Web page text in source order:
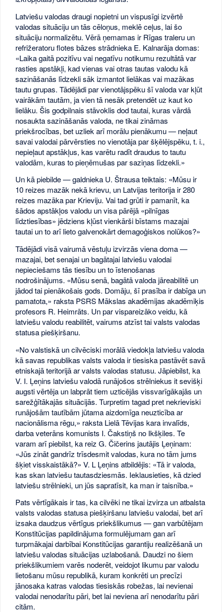
Latviešu valodas draugi nopietni un vispusīgi izvērtē
valodas situāciju un tās cēloņus, meklē ceļus, lai šo
situāciju normalizētu. Vērā ņemamas ir Rīgas traleru un
refrižeratoru flotes bāzes strādnieka E. Kalnarāja domas:
«Laika gaitā pozitīvu vai negatīvu notikumu rezultātā var
rasties apstākļi, kad vienas vai otras tautas valodu kā
sazināšanās līdzekli sāk izmantot lielākas vai mazākas
tautu grupas. Tādējādi par vienotājspēku šī valoda var kļūt
vairākām tautām, ja vien tā nesāk pretendēt uz kaut ko
lielāku. Šis godpilnais stāvoklis dod tautai, kuras vārdā
nosaukta sazināšanās valoda, ne tikai zināmas
priekšrocības, bet uzliek arī morālu pienākumu — neļaut
savai valodai pārvērsties no vienotāja par šķēlējspēku, t. i.,
nepieļaut apstākļus, kas varētu radīt draudus to tautu
valodām, kuras to pieņēmušas par saziņas līdzekli.»
Un kā piebilde — galdnieka U. Štrausa teiktais: «Mūsu ir
10 reizes mazāk nekā krievu, un Latvijas teritorija ir 280
reizes mazāka par Krieviju. Vai tad grūti ir pamanīt, ka
šādos apstākļos valodu un visa pārējā «pilnīgas
līdztiesības» jēdziens kļūst vienkārši bīstams mazajai
tautai un to arī lieto galvenokārt demagoģiskos nolūkos?»
Tādējādi visā vairumā vēstuļu izvirzās viena doma —
mazajai, bet senajai un bagātajai latviešu valodai
nepieciešams tās tiesību un to īstenošanas
nodrošinājums. «Mūsu senā, bagātā valoda jāreabilitē un
jādod tai pienākošais gods. Domāju, šī prasība ir dabīga un
pamatota,» raksta PSRS Mākslas akadēmijas akadēmiķis
profesors R. Heimrāts. Un par vispareizāko veidu, kā
latviešu valodu reabilitēt, vairums atzīst tai valsts valodas
statusa piešķiršanu.
«No valstiskā un cilvēciski morālā viedokļa latviešu valoda
kā savas republikas valsts valoda ir tiesiska pastāvēt savā
etniskajā teritorijā ar valsts valodas statusu. Jāpiebilst, ka
V. I. Ļeņins latviešu valodā runājošos strēlniekus it sevišķi
augsti vērtēja un labprāt tiem uzticējās vissvarīgākajās un
sarežģītākajās situācijās. Turpretim tagad pret nekrieviski
runājošām tautībām jūtama aizdomīga neuzticība ar
nacionālisma rēgu,» raksta Lielā Tēvijas kara invalīds,
darba veterāns komunists I. Čakstiņš no Ikšķiles. Te
varam arī piebilst, ka reiz G. Čičerins jautājis Ļeņinam:
«Jūs zināt gandrīz trīsdesmit valodas, kura no tām jums
šķiet visskaistākā?» V. L Ļeņins atbildējis: «Tā ir valoda,
kas skan latviešu tautasdziesmās. Ieklausieties, kā dzied
latviešu strēlnieki, un jūs sapratīsit, ka man ir taisnība.»
Pats vērtīgākais ir tas, ka cilvēki ne tikai izvirza un atbalsta
valsts valodas statusa piešķiršanu latviešu valodai, bet arī
izsaka daudzus vērtīgus priekšlikumus — gan varbūtējam
Konstitūcijas papildinājuma formulējumam gan arī
turpmākajai darbībai Konstitūcijas garantiju realizēšanā un
latviešu valodas situācijas uzlabošanā. Daudzi no šiem
priekšlikumiem varēs noderēt, veidojot likumu par valodu
lietošanu mūsu republikā, kuram konkrēti un precīzi
jānosaka katras valodas tiesiskās robežas, lai nevienai
valodai nenodarītu pāri, bet lai neviena arī nenodarītu pāri
citām.